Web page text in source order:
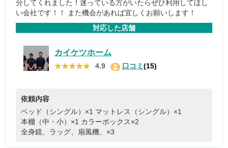
分してくれました！迷っている方がいたらぜひ利用してほし
い会社です！！ また機会があれば宜しくお願いします！
対応した店舗
カイケツホーム
★★★★★
★★★★★ 4.9 口コミ(15)
依頼内容
ベッド（シングル）×1 マットレス（シングル）×1
本棚（中・小）×1 カラーボックス×2
全身鏡、ラッグ、扇風機、×3